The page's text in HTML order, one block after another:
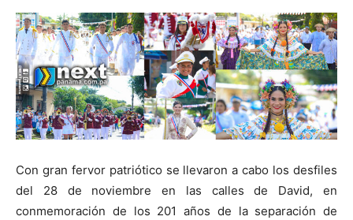
Con gran fervor patriótico se llevaron a cabo los desfiles
del 28 de noviembre en las calles de David, en
conmemoración de los 201 años de la separación de